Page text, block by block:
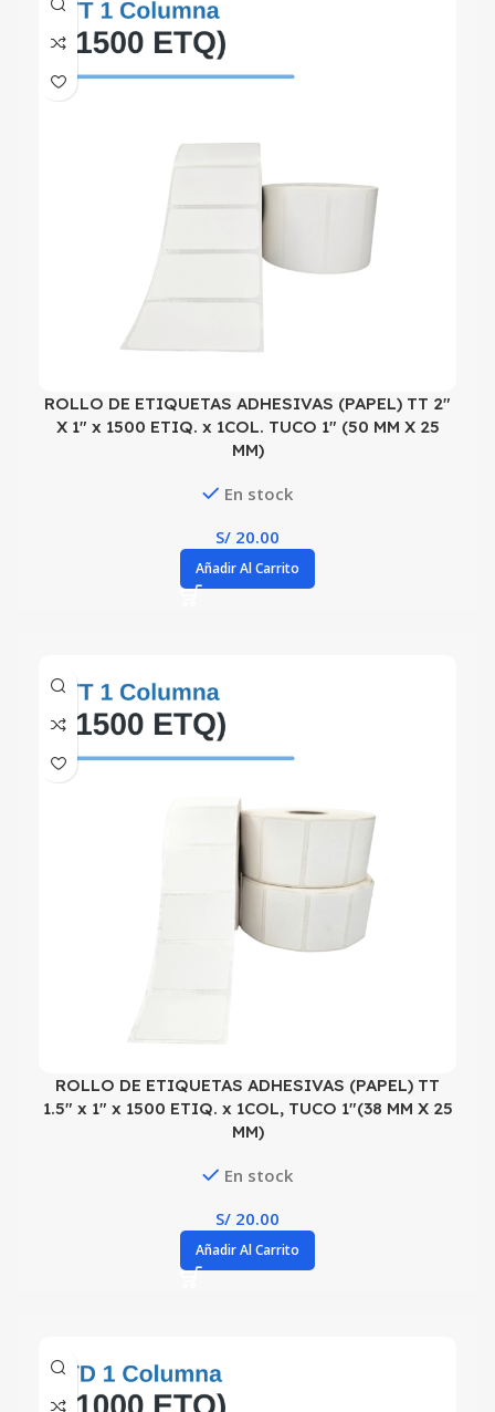
ROLLO DE ETIQUETAS ADHESIVAS (PAPEL) TT 2″
X 1″ x 1500 ETIQ. x 1COL. TUCO 1″ (50 MM X 25
MM)
En stock
S/ 20.00
Añadir Al Carrito
ROLLO DE ETIQUETAS ADHESIVAS (PAPEL) TT
1.5″ x 1″ x 1500 ETIQ. x 1COL, TUCO 1″(38 MM X 25
MM)
En stock
S/ 20.00
Añadir Al Carrito